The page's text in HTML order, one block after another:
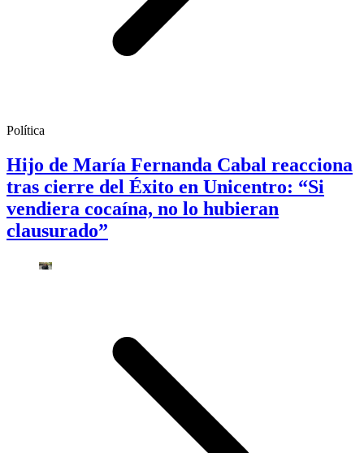
Política
Hijo de María Fernanda Cabal reacciona
tras cierre del Éxito en Unicentro: “Si
vendiera cocaína, no lo hubieran
clausurado”